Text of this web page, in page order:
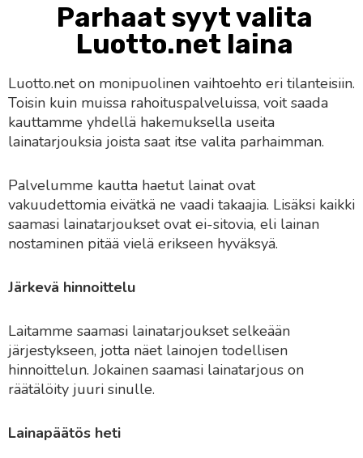
Parhaat syyt valita
Luotto.net laina
Luotto.net on monipuolinen vaihtoehto eri tilanteisiin.
Toisin kuin muissa rahoituspalveluissa, voit saada
kauttamme yhdellä hakemuksella useita
lainatarjouksia joista saat itse valita parhaimman.
Palvelumme kautta haetut lainat ovat
vakuudettomia eivätkä ne vaadi takaajia. Lisäksi kaikki
saamasi lainatarjoukset ovat ei-sitovia, eli lainan
nostaminen pitää vielä erikseen hyväksyä.
Järkevä hinnoittelu
Laitamme saamasi lainatarjoukset selkeään
järjestykseen, jotta näet lainojen todellisen
hinnoittelun. Jokainen saamasi lainatarjous on
räätälöity juuri sinulle.
Lainapäätös heti